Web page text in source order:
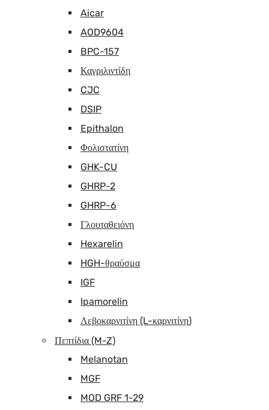
Aicar
AOD9604
BPC-157
Καγριλιντίδη
CJC
DSIP
Epithalon
Φολιστατίνη
GHK-CU
GHRP-2
GHRP-6
Γλουταθειόνη
Hexarelin
HGH-θραύσμα
IGF
Ipamorelin
Λεβοκαρνιτίνη (L-καρνιτίνη)
Πεπτίδια (M-Z)
Melanotan
MGF
MOD GRF 1-29